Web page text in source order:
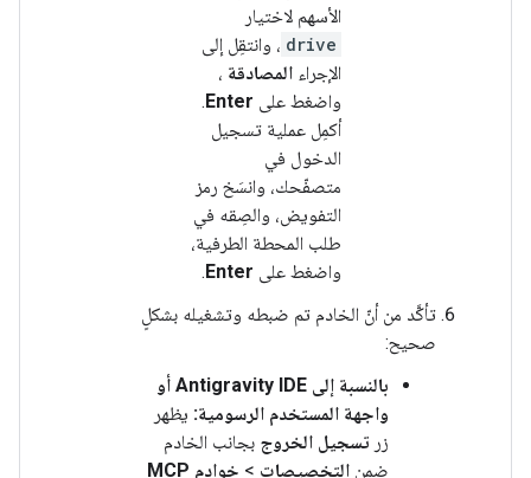
الأسهم لاختيار
drive ، وانتقِل إلى
الإجراء المصادقة ،
واضغط على Enter
.
أكمِل عملية تسجيل
الدخول في
متصفّحك، وانسَخ رمز
التفويض، والصِقه في
طلب المحطة الطرفية،
واضغط على Enter
.
تأكَّد من أنّ الخادم تم ضبطه وتشغيله بشكلٍ
صحيح:
بالنسبة إلى Antigravity IDE أو
واجهة المستخدم الرسومية: يظهر
زر تسجيل الخروج بجانب الخادم
ضمن التخصيصات > خوادم MCP